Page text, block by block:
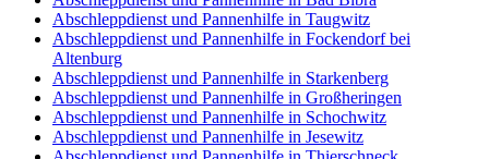
Abschleppdienst und Pannenhilfe in Taugwitz
Abschleppdienst und Pannenhilfe in Fockendorf bei
Altenburg
Abschleppdienst und Pannenhilfe in Starkenberg
Abschleppdienst und Pannenhilfe in Großheringen
Abschleppdienst und Pannenhilfe in Schochwitz
Abschleppdienst und Pannenhilfe in Jesewitz